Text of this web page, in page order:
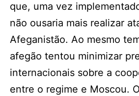
que, uma vez
não ousaria mais realizar
Afeganistão. Ao mesmo
afegão tentou minimizar
internacionais sobre a
entre o regime e Moscou.